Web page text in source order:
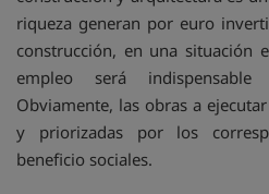
riqueza generan por euro
construcción, en una situación
empleo será
Obviamente, las obras a
y priorizadas por los
beneficio sociales.